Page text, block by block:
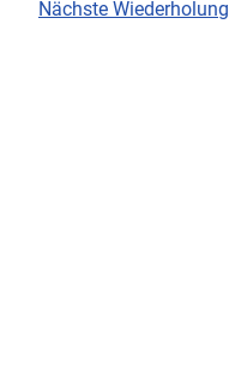
Nächste Wiederholung